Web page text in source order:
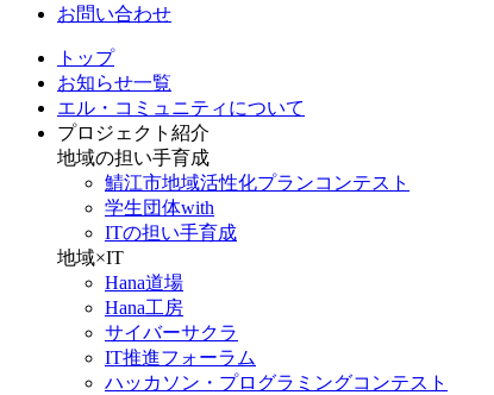
お問い合わせ
トップ
お知らせ一覧
エル・コミュニティについて
プロジェクト紹介
地域の担い手育成
鯖江市地域活性化プランコンテスト
学生団体with
ITの担い手育成
地域×IT
Hana道場
Hana工房
サイバーサクラ
IT推進フォーラム
ハッカソン・プログラミングコンテスト